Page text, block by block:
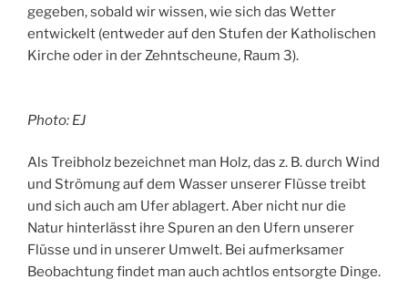
gegeben, sobald wir wissen, wie sich das Wetter
entwickelt (entweder auf den Stufen der Katholischen
Kirche oder in der Zehntscheune, Raum 3).
Photo: EJ
Als Treibholz bezeichnet man Holz, das z. B. durch Wind
und Strömung auf dem Wasser unserer Flüsse treibt
und sich auch am Ufer ablagert. Aber nicht nur die
Natur hinterlässt ihre Spuren an den Ufern unserer
Flüsse und in unserer Umwelt. Bei aufmerksamer
Beobachtung findet man auch achtlos entsorgte Dinge.